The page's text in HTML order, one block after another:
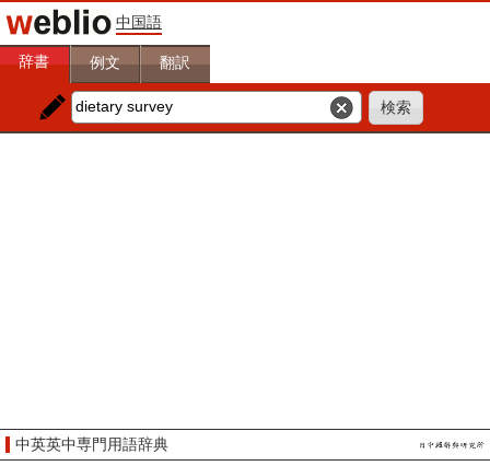
中国語
辞書 例文 翻訳
中英英中専門用語辞典